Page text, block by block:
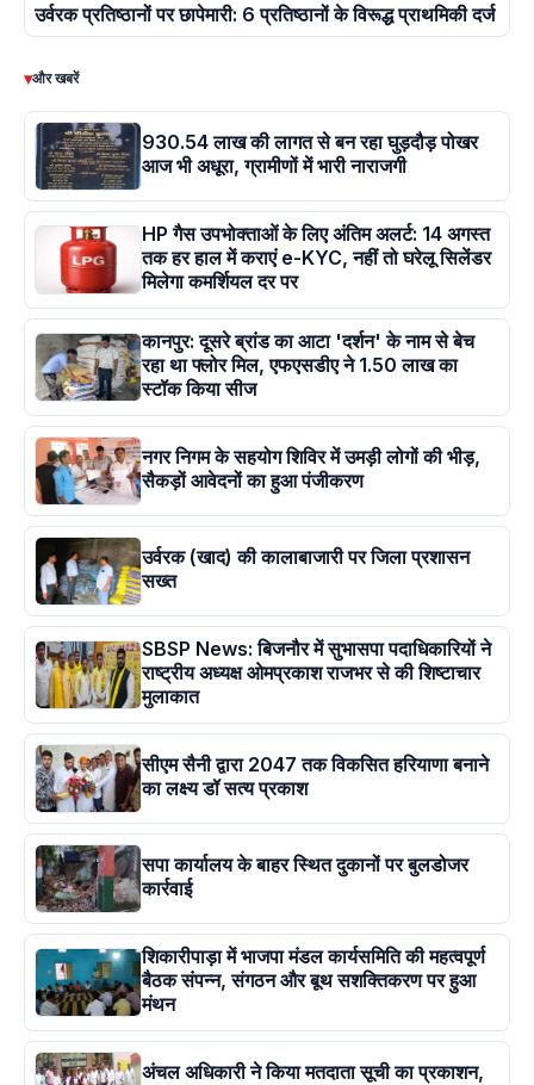
उर्वरक प्रतिष्ठानों पर छापेमारी: 6 प्रतिष्ठानों के विरूद्ध प्राथमिकी दर्ज
▾और खबरें
930.54 लाख की लागत से बन रहा घुड़दौड़ पोखर
आज भी अधूरा, ग्रामीणों में भारी नाराजगी
HP गैस उपभोक्ताओं के लिए अंतिम अलर्ट: 14 अगस्त
तक हर हाल में कराएं e-KYC, नहीं तो घरेलू सिलेंडर
मिलेगा कमर्शियल दर पर
कानपुर: दूसरे ब्रांड का आटा 'दर्शन' के नाम से बेच
रहा था फ्लोर मिल, एफएसडीए ने 1.50 लाख का
स्टॉक किया सीज
नगर निगम के सहयोग शिविर में उमड़ी लोगों की भीड़,
सैकड़ों आवेदनों का हुआ पंजीकरण
उर्वरक (खाद) की कालाबाजारी पर जिला प्रशासन
सख्त
SBSP News: बिजनौर में सुभासपा पदाधिकारियों ने
राष्ट्रीय अध्यक्ष ओमप्रकाश राजभर से की शिष्टाचार
मुलाकात
सीएम सैनी द्वारा 2047 तक विकसित हरियाणा बनाने
का लक्ष्य डॉ सत्य प्रकाश
सपा कार्यालय के बाहर स्थित दुकानों पर बुलडोजर
कार्रवाई
शिकारीपाड़ा में भाजपा मंडल कार्यसमिति की महत्वपूर्ण
बैठक संपन्न, संगठन और बूथ सशक्तिकरण पर हुआ
मंथन
अंचल अधिकारी ने किया मतदाता सूची का प्रकाशन,